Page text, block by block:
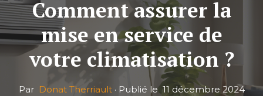
Comment assurer la
mise en service de
votre climatisation ?
Par Donat Therriault · Publié le11 décembre 2024